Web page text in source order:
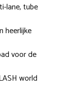
lane, tube
heerlijke
voor de
world